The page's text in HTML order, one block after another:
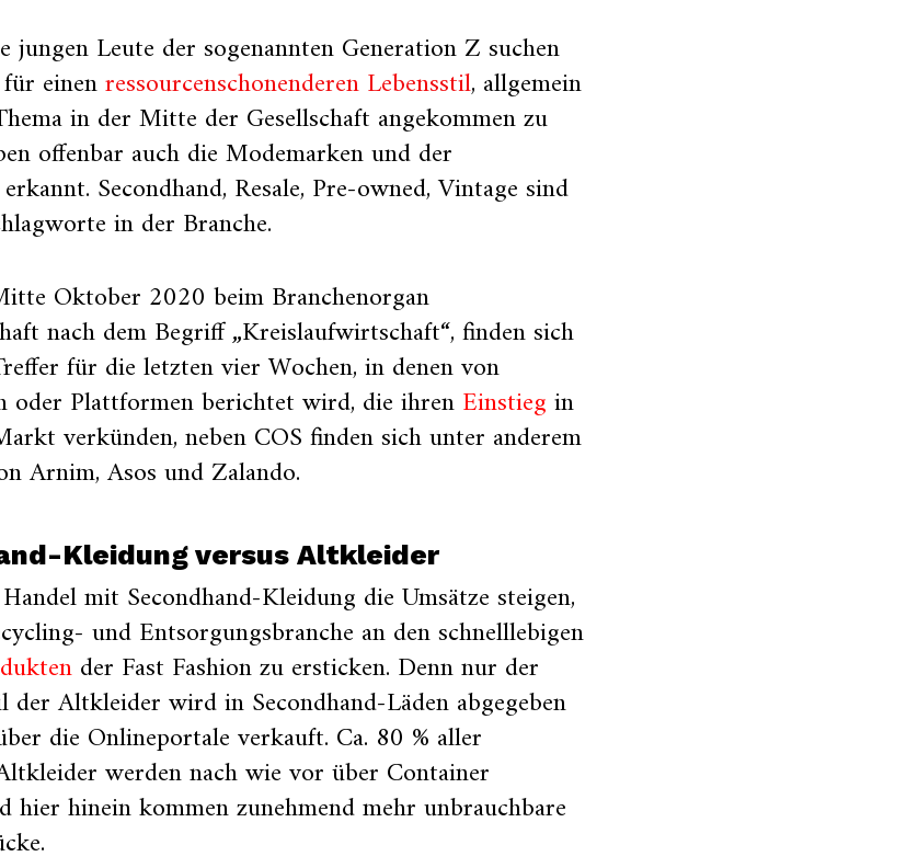
Leute der sogenannten Generation Z suchen
für einenressourcenschonenderen Lebensstil, allgemein
in der Mitte der Gesellschaft angekommen zu
offenbar auch die Modemarken und der
Secondhand, Resale, Pre-owned, Vintage sind
in der Branche.
Oktober 2020 beim Branchenorgan
nach dem Begriff „Kreislaufwirtschaft“, finden sich
für die letzten vier Wochen, in denen von
oder Plattformen berichtet wird, die ihrenEinstiegin
verkünden, neben COS finden sich unter anderem
Arnim, Asos und Zalando.
Kleidung versus Altkleider
mit Secondhand-Kleidung die Umsätze steigen,
und Entsorgungsbranche an den schnelllebigen
der Fast Fashion zu ersticken. Denn nur der
der Altkleider wird in Secondhand-Läden abgegeben
die Onlineportale verkauft. Ca. 80 % aller
werden nach wie vor über Container
hier hinein kommen zunehmend mehr unbrauchbare